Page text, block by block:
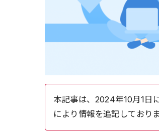
本記事は、2024年10月1日
により情報を追記しておりま